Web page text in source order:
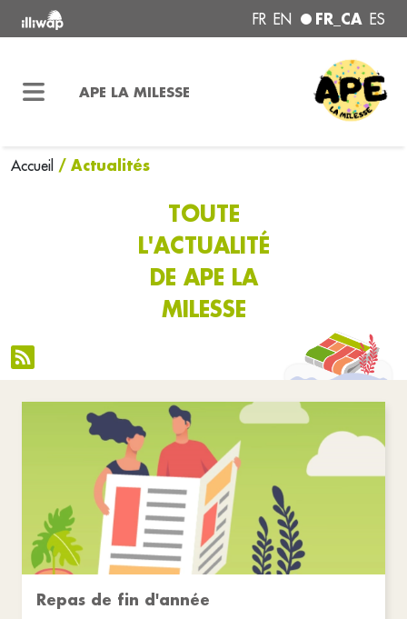
FR EN FR_CA ES
APE LA MILESSE
Accueil / Actualités
TOUTE
L'ACTUALITÉ
DE APE LA
MILESSE
Repas de fin d'année